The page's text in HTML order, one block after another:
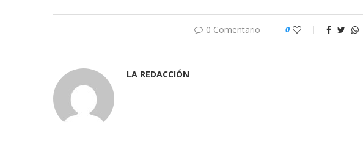
0 Comentario 0
LA REDACCIÓN